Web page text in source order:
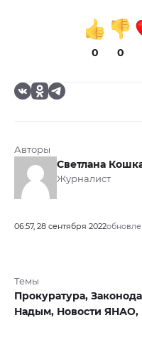
0 0
Авторы
Светлана
Журналист
06:57, 28 сентября 2022
Темы
Прокуратура,
Надым, Новости ЯНАО,